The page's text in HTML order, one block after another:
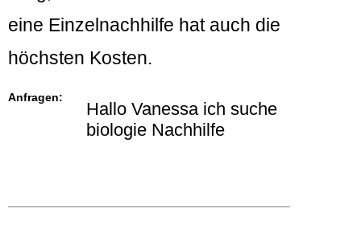
eine Einzelnachhilfe hat auch die
höchsten Kosten.
Anfragen:
Hallo Vanessa ich suche
biologie Nachhilfe